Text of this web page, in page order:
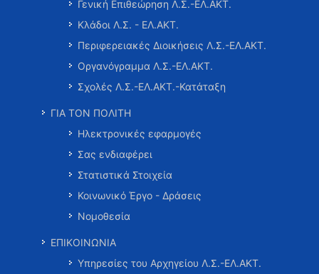
Γενική Επιθεώρηση Λ.Σ.-ΕΛ.ΑΚΤ.
Κλάδοι Λ.Σ. - ΕΛ.ΑΚΤ.
Περιφερειακές Διοικήσεις Λ.Σ.-ΕΛ.ΑΚΤ.
Οργανόγραμμα Λ.Σ.-ΕΛ.ΑΚΤ.
Σχολές Λ.Σ.-ΕΛ.ΑΚΤ.-Κατάταξη
ΓΙΑ ΤΟΝ ΠΟΛΙΤΗ
Ηλεκτρονικές εφαρμογές
Σας ενδιαφέρει
Στατιστικά Στοιχεία
Κοινωνικό Έργο - Δράσεις
Νομοθεσία
ΕΠΙΚΟΙΝΩΝΙΑ
Υπηρεσίες του Αρχηγείου Λ.Σ.-ΕΛ.ΑΚΤ.